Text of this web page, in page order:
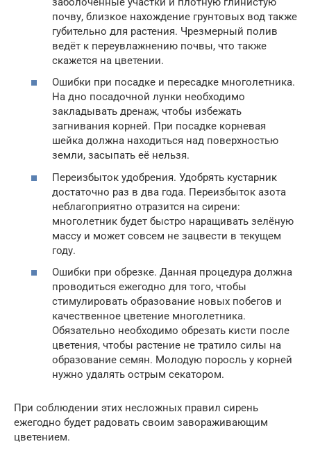
почву, близкое нахождение грунтовых вод также
губительно для растения. Чрезмерный полив
ведёт к переувлажнению почвы, что также
скажется на цветении.
Ошибки при посадке и пересадке многолетника.
На дно посадочной лунки необходимо
закладывать дренаж, чтобы избежать
загнивания корней. При посадке корневая
шейка должна находиться над поверхностью
земли, засыпать её нельзя.
Переизбыток удобрения. Удобрять кустарник
достаточно раз в два года. Переизбыток азота
неблагоприятно отразится на сирени:
многолетник будет быстро наращивать зелёную
массу и может совсем не зацвести в текущем
году.
Ошибки при обрезке. Данная процедура должна
проводиться ежегодно для того, чтобы
стимулировать образование новых побегов и
качественное цветение многолетника.
Обязательно необходимо обрезать кисти после
цветения, чтобы растение не тратило силы на
образование семян. Молодую поросль у корней
нужно удалять острым секатором.
При соблюдении этих несложных правил сирень
ежегодно будет радовать своим завораживающим
цветением.